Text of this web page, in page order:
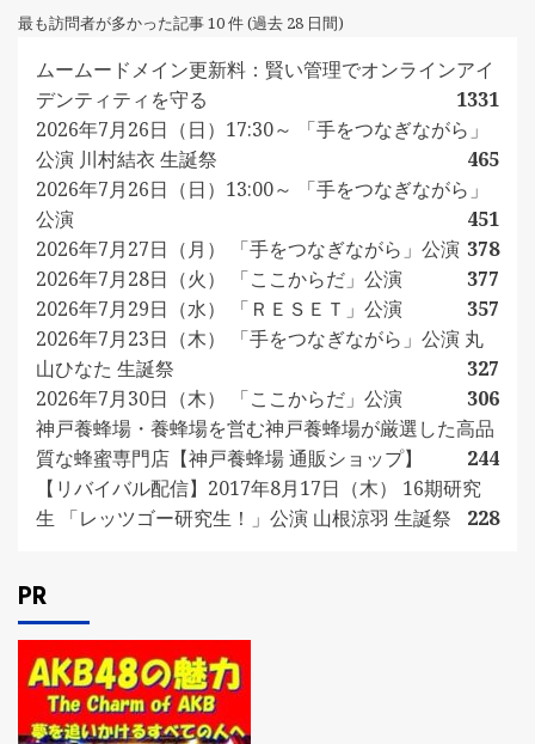
最も訪問者が多かった記事 10 件 (過去 28 日間)
ムームードメイン更新料：賢い管理でオンラインアイ
デンティティを守る
1331
2026年7月26日（日）17:30～ 「手をつなぎながら」
公演 川村結衣 生誕祭
465
2026年7月26日（日）13:00～ 「手をつなぎながら」
公演
451
2026年7月27日（月） 「手をつなぎながら」公演 378
2026年7月28日（火） 「ここからだ」公演
377
2026年7月29日（水） 「ＲＥＳＥＴ」公演
357
2026年7月23日（木） 「手をつなぎながら」公演 丸
山ひなた 生誕祭
327
2026年7月30日（木） 「ここからだ」公演
306
神戸養蜂場・養蜂場を営む神戸養蜂場が厳選した高品
質な蜂蜜専門店【神戸養蜂場 通販ショップ】
244
【リバイバル配信】2017年8月17日（木） 16期研究
生 「レッツゴー研究生！」公演 山根涼羽 生誕祭
228
PR